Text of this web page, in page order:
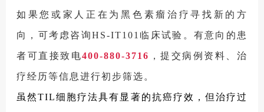
如果您或家人正在为黑色素瘤治疗寻找新的方
向，可考虑咨询HS-IT101临床试验。有意向的患
者可直接致电400-880-3716 ，提交病例资料、治
疗经历等信息进行初步筛选。
虽然TIL细胞疗法具有显著的抗癌疗效，但治疗过